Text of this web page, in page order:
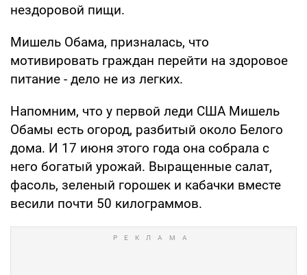
нездоровой пищи.
Мишель Обама, призналась, что
мотивировать граждан перейти на здоровое
питание - дело не из легких.
Напомним, что у первой леди США Мишель
Обамы есть огород, разбитый около Белого
дома. И 17 июня этого года она собрала с
него богатый урожай. Выращенные салат,
фасоль, зеленый горошек и кабачки вместе
весили почти 50 килограммов.